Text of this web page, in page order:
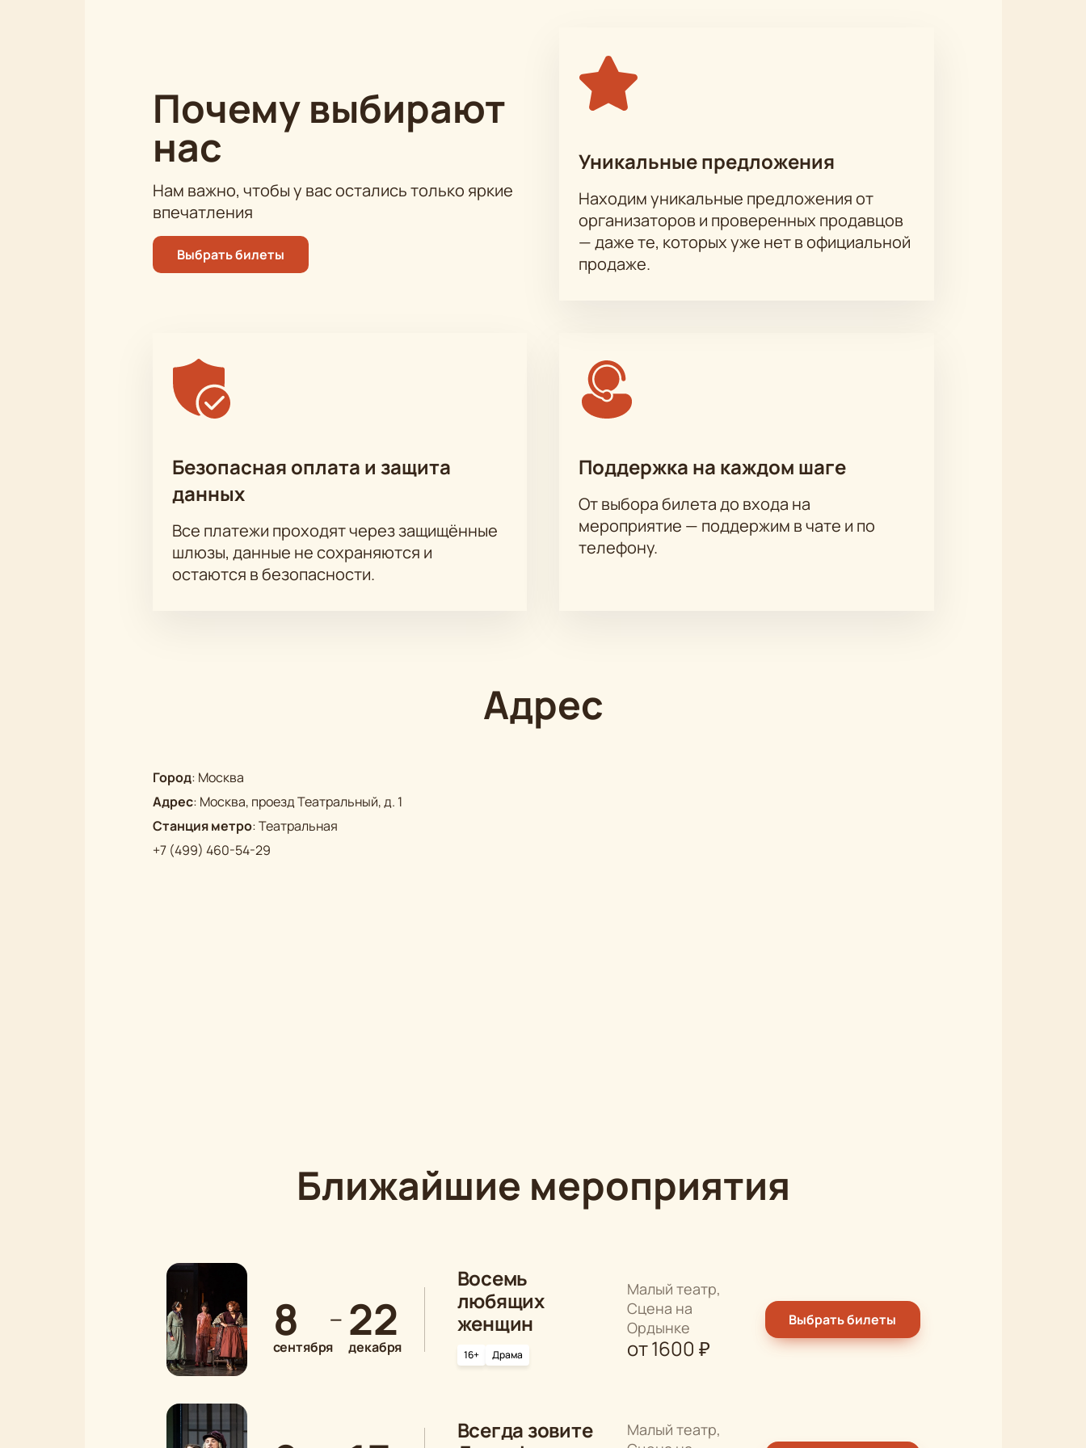
Почему выбирают
нас
Нам важно, чтобы у вас остались только яркие
впечатления
Выбрать билеты
Уникальные предложения
Находим уникальные предложения от
организаторов и проверенных продавцов
— даже те, которых уже нет в официальной
продаже.
Безопасная оплата и защита
данных
Все платежи проходят через защищённые
шлюзы, данные не сохраняются и
остаются в безопасности.
Поддержка на каждом шаге
От выбора билета до входа на
мероприятие — поддержим в чате и по
телефону.
Адрес
Город: Москва
Адрес: Москва, проезд Театральный, д. 1
Станция метро:Театральная
+7 (499) 460-54-29
Ближайшие мероприятия
8
сентября
— 22
декабря
Восемь
любящих
женщин
16+ Драма
Малый театр,
Сцена на
Ордынке
от1600 ₽
Выбрать билеты
Всегда зовите
Малый театр,